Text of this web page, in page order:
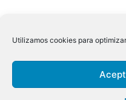
Utilizamos cookies para
←Entrada anterior